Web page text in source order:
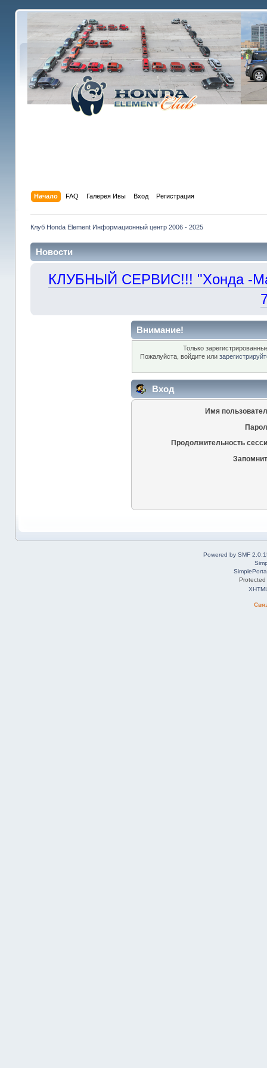
Начало FAQ Галерея Ивы Вход Регистрация
Клуб Honda Element Информационный центр 2006 - 2025
Новости
КЛУБНЫЙ СЕРВИС!!! "Хонда -
Внимание!
Только
Пожалуйста, войдите или
Вход
Имя
Продолжительность
Powered by SMF